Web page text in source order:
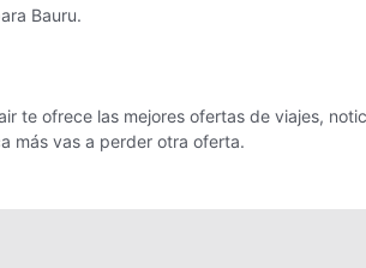
Bauru.
te ofrece las mejores ofertas de viajes,
más vas a perder otra oferta.